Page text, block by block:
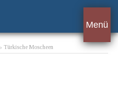
Menü
› Türkische Moscheen